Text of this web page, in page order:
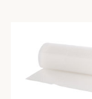
& stilladser
data & TV
& fritid